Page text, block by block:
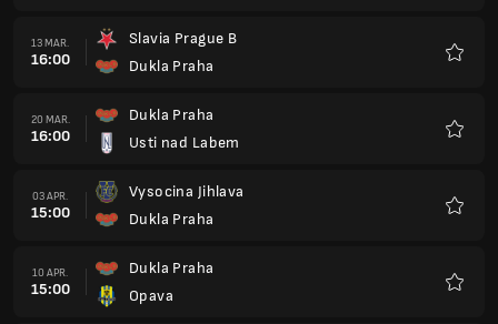
13 MAR.
16:00
Slavia Prague B
Dukla Praha
20 MAR.
16:00
Dukla Praha
Usti nad Labem
03 APR.
15:00
Vysocina Jihlava
Dukla Praha
10 APR.
15:00
Dukla Praha
Opava